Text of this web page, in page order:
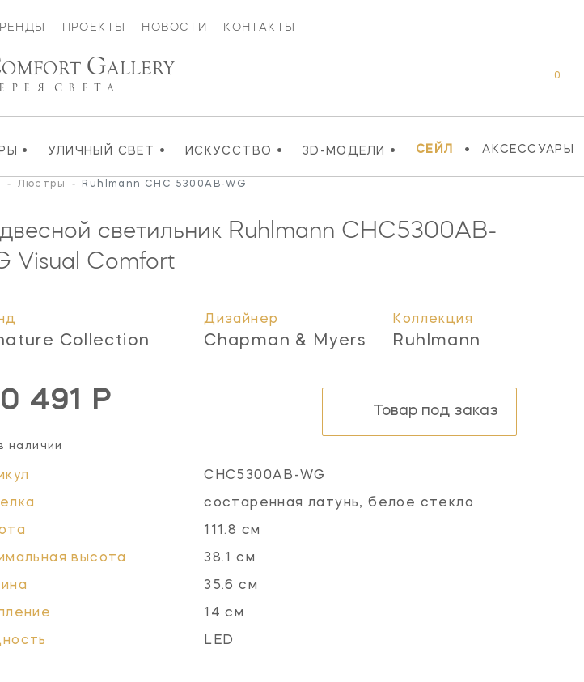
ПРОЕКТЫ НОВОСТИ КОНТАКТЫ
• УЛИЧНЫЙ СВЕТ • ИСКУССТВО • 3D-МОДЕЛИ • СЕЙЛ • АКСЕССУАРЫ
0
OMFORT GALLERY
СВЕТА
- Люстры - Ruhlmann CHC 5300AB-WG
светильник Ruhlmann CHC5300AB-
Visual Comfort
Collection
Дизайнер
Chapman & Myers
Коллекция
Ruhlmann
491 Р
наличии
Товар под заказ
CHC5300AB-WG
состаренная латунь, белое стекло
111.8 см
высота 38.1 см
35.6 см
14 см
LED